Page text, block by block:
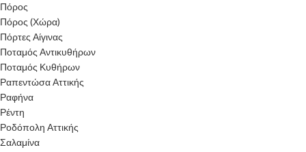
Πόρος
Πόρος (Χώρα)
Πόρτες Αίγινας
Ποταμός Αντικυθήρων
Ποταμός Κυθήρων
Ραπεντώσα Αττικής
Ραφήνα
Ρέντη
Ροδόπολη Αττικής
Σαλαμίνα